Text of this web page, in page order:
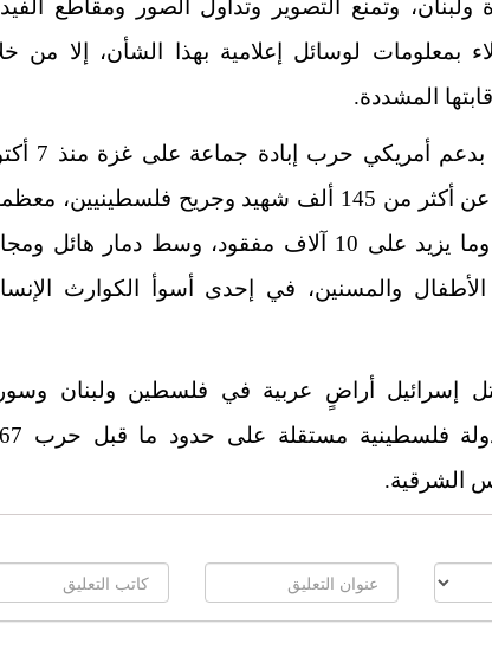
وتمنع التصوير وتداول الصور ومقاطع
بمعلومات لوسائل إعلامية بهذا الشأن، إلا من
المشددة.
وتشن إسرائيل بدعم أمريكي حرب
2023، أسفرت عن أكثر من 145 ألف شهيد وجريح فلسطينيين،
أطفال ونساء، وما يزيد على 10 آلاف مفقود، وسط دمار هائل
والمسنين، في إحدى أسوأ الكوارث
إسرائيل أراضٍ عربية في فلسطين ولبنان
وترفض قيام دولة
الشرقية.